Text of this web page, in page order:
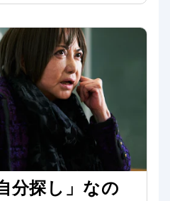
分探し」なの